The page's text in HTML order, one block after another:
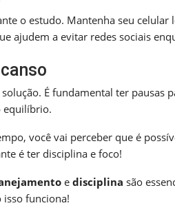
o estudo. Mantenha seu
ajudem a evitar redes sociais
É fundamental ter
equilíbrio.
você vai perceber que é
é ter disciplina e foco!
e disciplina são
isso funciona!